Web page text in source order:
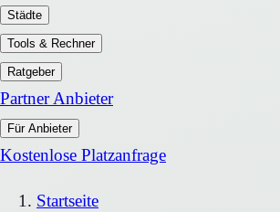
Städte
Tools & Rechner
Ratgeber
Partner Anbieter
Für Anbieter
Kostenlose Platzanfrage
Startseite